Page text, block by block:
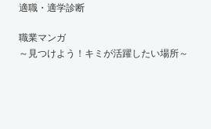
適職・適学診断
職業マンガ
～見つけよう！キミが活躍したい場所～